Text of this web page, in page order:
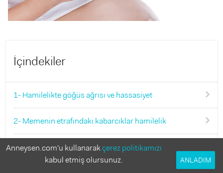
İçindekiler
1- Hamilelikte göğüs ağrısı ve hassasiyet
2- Memenin etrafındaki kabarcıklar hamilelik
3- Gebelikte memelerin yumuşaması
Anneysen.com'u kullanarakçerez politikamızı
kabul etmiş olursunuz.
ANLADIM